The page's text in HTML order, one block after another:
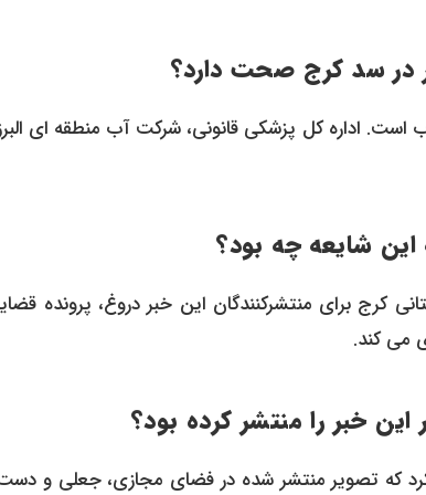
در سد کرج صحت دارد؟
است. اداره کل پزشکی قانونی، شرکت آب منطقه ای
شایعه چه بود؟
کرج برای منتشرکنندگان این خبر دروغ،
می کند.
این خبر را منتشر کرده بود؟
کرد که تصویر منتشر شده در فضای مجازی، جعلی و